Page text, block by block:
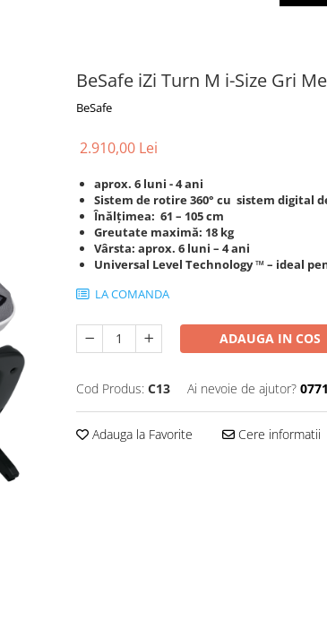
BeSafe iZi Turn M i-Size Gri
BeSafe
2.910,00 Lei
aprox. 6 luni - 4 ani
Sistem de rotire 360° cu sistem digital
Înălțimea: 61 – 105 cm
Greutate maximă: 18 kg
Vârsta: aprox. 6 luni – 4 ani
Universal Level Technology ™ – ideal
LA COMANDA
ADAUGA IN COS
Cod Produs: C13 Ai nevoie de ajutor?
Adauga la Favorite Cere informatii